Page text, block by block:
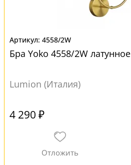
4558/2W
Бра Yoko 4558/2W латунное
Lumion (Италия)
4 290 ₽